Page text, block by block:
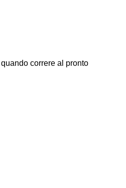
correre al pronto